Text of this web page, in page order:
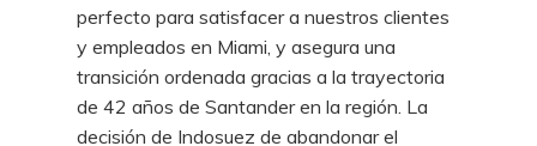
perfecto para satisfacer a nuestros clientes
y empleados en Miami, y asegura una
transición ordenada gracias a la trayectoria
de 42 años de Santander en la región. La
decisión de Indosuez de abandonar el